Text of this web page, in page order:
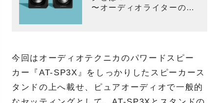
〜オーディオライターのレ
今回はオーディオテクニカのパワードスピー
カー『AT-SP3X』をしっかりしたスピーカース
タンドの上へ載せ、ピュアオーディオで一般的